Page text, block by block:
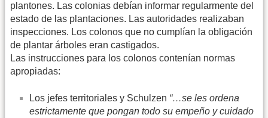
plantones. Las colonias debían informar regularmente del
estado de las plantaciones. Las autoridades realizaban
inspecciones. Los colonos que no cumplían la obligación
de plantar árboles eran castigados.
Las instrucciones para los colonos contenían normas
apropiadas:
Los jefes territoriales y Schulzen “…se les ordena
estrictamente que pongan todo su empeño y cuidado